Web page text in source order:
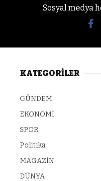
Sosyal medya
KATEGORİLER
GÜNDEM
EKONOMİ
SPOR
Politika
MAGAZİN
DÜNYA